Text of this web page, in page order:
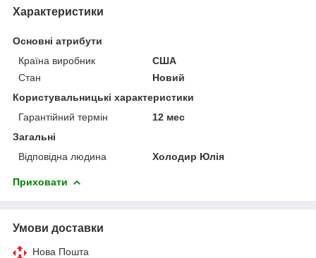
Характеристики
Основні атрибути
Країна виробник
США
Стан
Новий
Користувальницькі характеристики
Гарантійний термін
12 мес
Загальні
Відповідна людина
Холодир Юлія
Приховати
Умови доставки
Нова Пошта